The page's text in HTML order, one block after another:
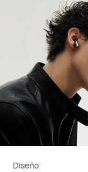
Diseño